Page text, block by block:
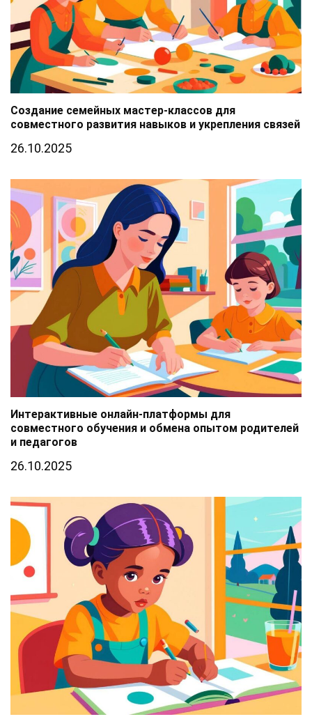
Создание семейных мастер-классов для
совместного развития навыков и укрепления связей
26.10.2025
Интерактивные онлайн-платформы для
совместного обучения и обмена опытом родителей
и педагогов
26.10.2025